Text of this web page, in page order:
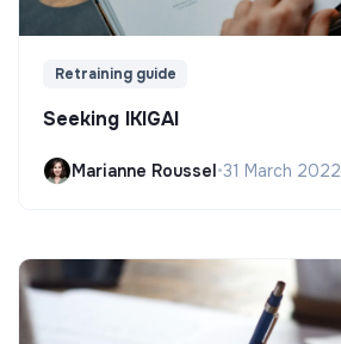
Retraining guide
Seeking IKIGAI
Marianne Roussel•31 March 2022